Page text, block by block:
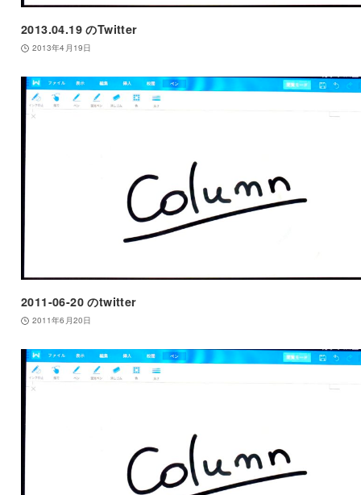
2013.04.19 のTwitter
2013年4月19日
2011-06-20 のtwitter
2011年6月20日